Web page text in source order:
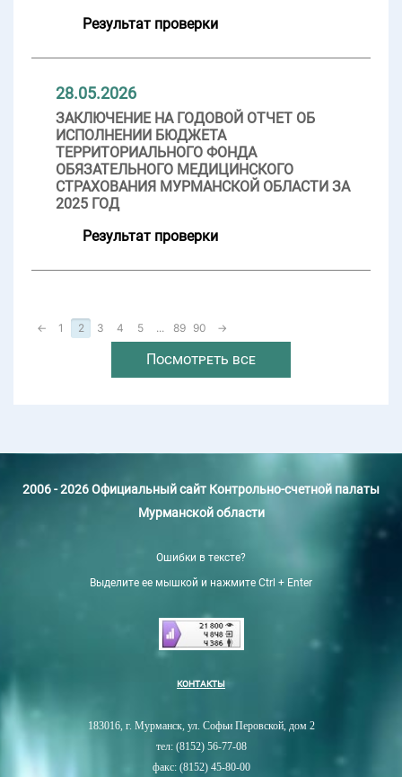
Результат проверки
28.05.2026
ЗАКЛЮЧЕНИЕ НА ГОДОВОЙ ОТЧЕТ ОБ
ИСПОЛНЕНИИ БЮДЖЕТА
ТЕРРИТОРИАЛЬНОГО ФОНДА
ОБЯЗАТЕЛЬНОГО МЕДИЦИНСКОГО
СТРАХОВАНИЯ МУРМАНСКОЙ ОБЛАСТИ ЗА
2025 ГОД
Результат проверки
← 1 2 3 4 5 ... 89 90 →
Посмотреть все
2006 - 2026 Официальный сайт Контрольно-счетной палаты
Мурманской области
Ошибки в тексте?
Выделите ее мышкой и нажмите Ctrl + Enter
КОНТАКТЫ
183016, г. Мурманск, ул. Софьи Перовской, дом 2
тел: (8152) 56-77-08
факс: (8152) 45-80-00